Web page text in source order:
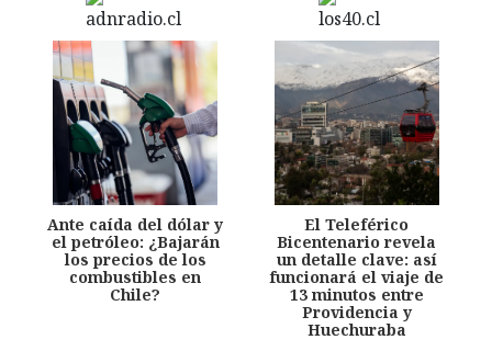
Ante caída del dólar y
el petróleo: ¿Bajarán
los precios de los
combustibles en
Chile?
El Teleférico
Bicentenario revela
un detalle clave: así
funcionará el viaje de
13 minutos entre
Providencia y
Huechuraba